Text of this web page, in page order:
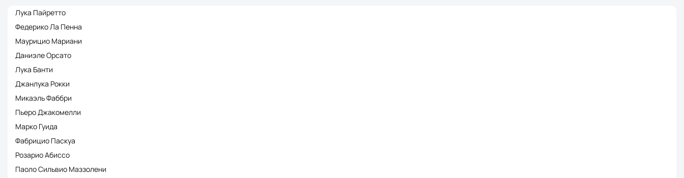
Лука Пайретто
Федерико Ла Пенна
Маурицио Мариани
Даниэле Орсато
Лука Банти
Джанлука Рокки
Микаэль Фаббри
Пьеро Джакомелли
Марко Гуида
Фабрицио Паскуа
Розарио Абиссо
Паоло Сильвио Маззолени